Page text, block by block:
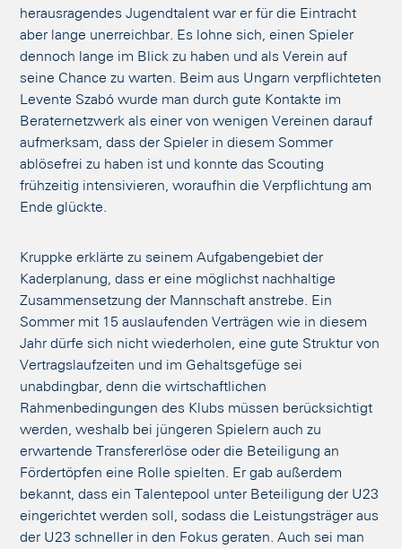
herausragendes Jugendtalent war er für die Eintracht
aber lange unerreichbar. Es lohne sich, einen Spieler
dennoch lange im Blick zu haben und als Verein auf
seine Chance zu warten. Beim aus Ungarn verpflichteten
Levente Szabó wurde man durch gute Kontakte im
Beraternetzwerk als einer von wenigen Vereinen darauf
aufmerksam, dass der Spieler in diesem Sommer
ablösefrei zu haben ist und konnte das Scouting
frühzeitig intensivieren, woraufhin die Verpflichtung am
Ende glückte.
Kruppke erklärte zu seinem Aufgabengebiet der
Kaderplanung, dass er eine möglichst nachhaltige
Zusammensetzung der Mannschaft anstrebe. Ein
Sommer mit 15 auslaufenden Verträgen wie in diesem
Jahr dürfe sich nicht wiederholen, eine gute Struktur von
Vertragslaufzeiten und im Gehaltsgefüge sei
unabdingbar, denn die wirtschaftlichen
Rahmenbedingungen des Klubs müssen berücksichtigt
werden, weshalb bei jüngeren Spielern auch zu
erwartende Transfererlöse oder die Beteiligung an
Fördertöpfen eine Rolle spielten. Er gab außerdem
bekannt, dass ein Talentepool unter Beteiligung der U23
eingerichtet werden soll, sodass die Leistungsträger aus
der U23 schneller in den Fokus geraten. Auch sei man